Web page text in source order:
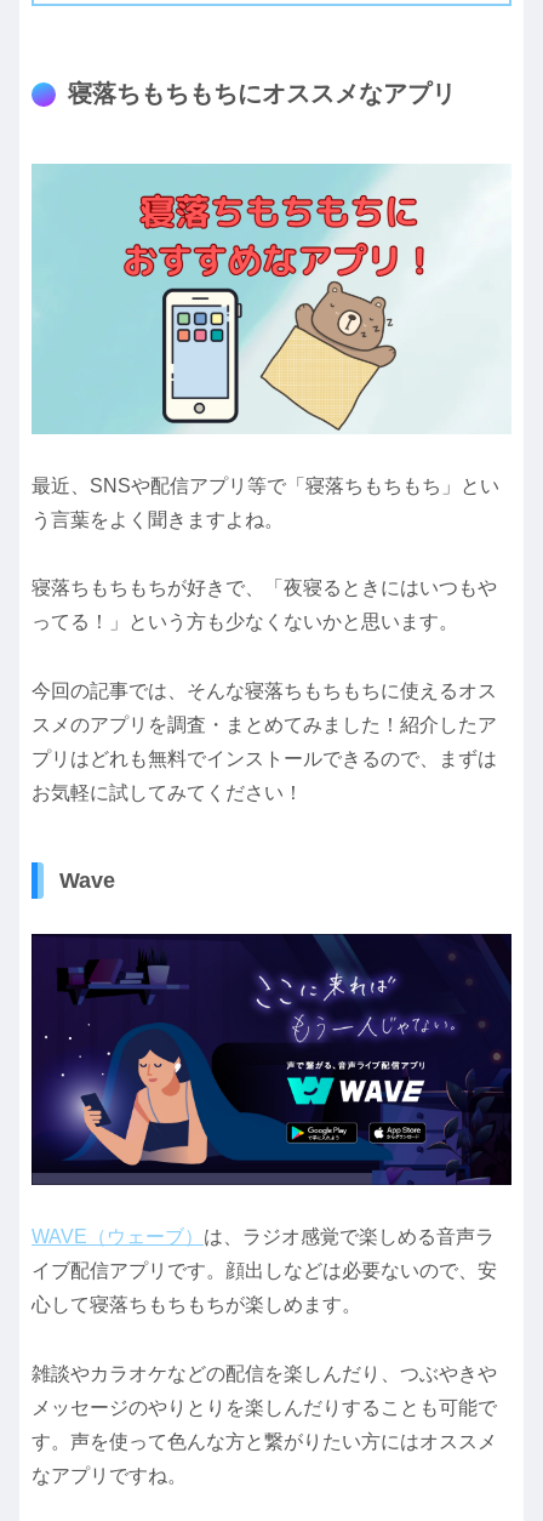
寝落ちもちもちにオススメなアプリ
最近、SNSや配信アプリ等で「寝落ちもちもち」とい
う言葉をよく聞きますよね。
寝落ちもちもちが好きで、「夜寝るときにはいつもや
ってる！」という方も少なくないかと思います。
今回の記事では、そんな寝落ちもちもちに使えるオス
スメのアプリを調査・まとめてみました！紹介したア
プリはどれも無料でインストールできるので、まずは
お気軽に試してみてください！
Wave
WAVE（ウェーブ） は、ラジオ感覚で楽しめる音声ラ
イブ配信アプリです。顔出しなどは必要ないので、安
心して寝落ちもちもちが楽しめます。
雑談やカラオケなどの配信を楽しんだり、つぶやきや
メッセージのやりとりを楽しんだりすることも可能で
す。声を使って色んな方と繋がりたい方にはオススメ
なアプリですね。